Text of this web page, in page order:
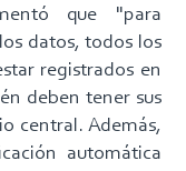
que "para
datos, todos los
registrados en
deben tener sus
central. Además,
automática